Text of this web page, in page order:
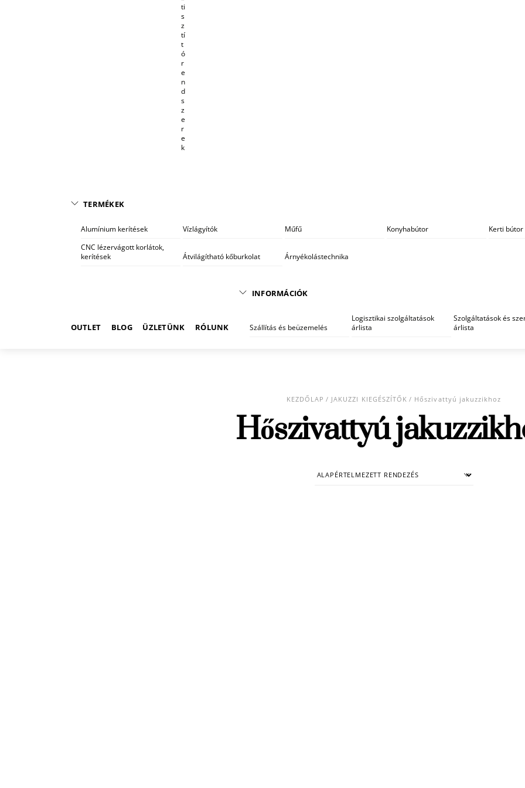
ti
s
z
tí
t
ó
r
e
n
d
s
z
e
r
e
k
TERMÉKEK
Alumínium kerítések Vízlágyítók Műfű Konyhabútor Kerti bútor
CNC lézervágott korlátok,
kerítések
Átvilágítható kőburkolat Árnyékolástechnika
OUTLET BLOG ÜZLETÜNK RÓLUNK
INFORMÁCIÓK
Szállítás és beüzemelés
Logisztikai szolgáltatások
árlista
Szolgáltatások és
árlista
KEZDŐLAP / JAKUZZI KIEGÉSZÍTŐK / Hőszivattyú jakuzzikhoz
Hőszivattyú